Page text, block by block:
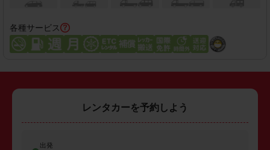
各種サービス
レンタカーを予約しよう
出発